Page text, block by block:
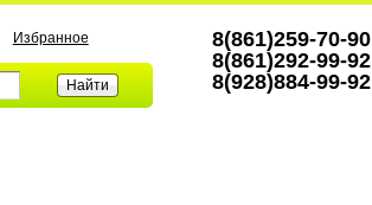
Избранное
8(861)259-70-90
8(861)292-99-92
8(928)884-99-92